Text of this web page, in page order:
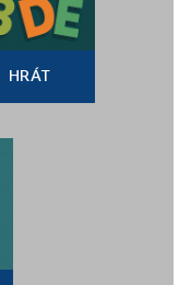
HRÁT